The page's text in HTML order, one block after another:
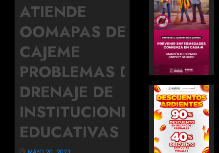
ATIENDE
OOMAPAS DE
CAJEME
PROBLEMAS DE
DRENAJE DE
INSTITUCIONES
EDUCATIVAS